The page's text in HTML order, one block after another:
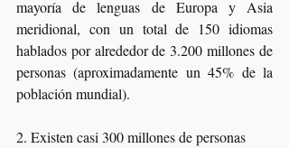
mayoría de lenguas de Europa y Asia
meridional, con un total de 150 idiomas
hablados por alrededor de 3.200 millones de
personas (aproximadamente un 45% de la
población mundial).
2. Existen casi 300 millones de personas